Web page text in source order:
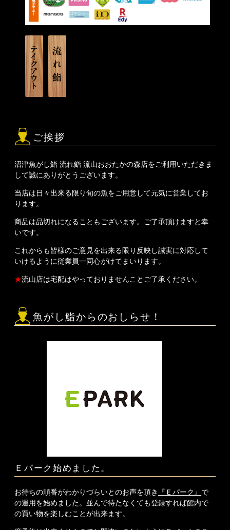
ご挨拶
沼津魚がし鮨 流れ鮨 流山おおたかの森店をご利用いただきま
して誠にありがとうございます。
当店は日々出来る限り旬の魚をご用意して元気に営業してお
ります。
商品は品切れになることもございます。ご了承頂けますと幸
いです。
これからも皆様のご意見を出来る限り反映し誠実に対応して
いけるように従業員一同心がけてまいります。
★流山店は宅配はやっておりませんことご了承ください。
魚がし鮨からのおしらせ！
Ｅパーク始めました。
お待ちの順番がわかりづらいとのお声を頂き 『Ｅパーク』 で
の運用を始めました。並んで待たなくても登録すれば館内で
の買い物を楽しむことが出来ます。